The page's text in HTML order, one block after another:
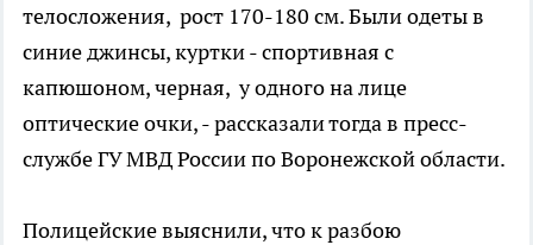
телосложения, рост 170-180 см. Были одеты в
синие джинсы, куртки - спортивная с
капюшоном, черная, у одного на лице
оптические очки, - рассказали тогда в пресс-
службе ГУ МВД России по Воронежской области.
Полицейские выяснили, что к разбою